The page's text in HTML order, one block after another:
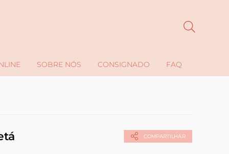
SOBRE NÓS CONSIGNADO FAQ
COMPARTILHAR